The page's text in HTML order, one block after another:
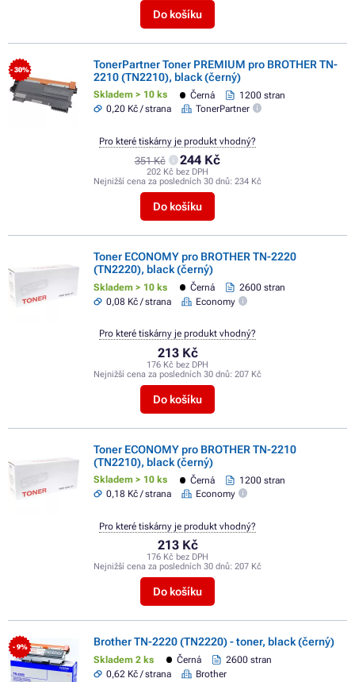
Do košíku
- 30%
TonerPartner Toner PREMIUM pro BROTHER TN-
2210 (TN2210), black (černý)
Skladem > 10 ks Černá
1200 stran
0,20 Kč / strana
TonerPartner
351 Kč 244 Kč
202 Kč bez DPH
Nejnižší cena za posledních 30 dnů: 234 Kč
Do košíku
Pro které tiskárny je produkt vhodný?
Toner ECONOMY pro BROTHER TN-2220
(TN2220), black (černý)
Skladem > 10 ks Černá
2600 stran
0,08 Kč / strana
Economy
213 Kč
176 Kč bez DPH
Nejnižší cena za posledních 30 dnů: 207 Kč
Do košíku
Pro které tiskárny je produkt vhodný?
Toner ECONOMY pro BROTHER TN-2210
(TN2210), black (černý)
Skladem > 10 ks Černá
1200 stran
0,18 Kč / strana
Economy
213 Kč
176 Kč bez DPH
Nejnižší cena za posledních 30 dnů: 207 Kč
Do košíku
Pro které tiskárny je produkt vhodný?
- 9% Brother TN-2220 (TN2220) - toner, black (černý)
Skladem 2 ks Černá
2600 stran
0,62 Kč / strana
Brother